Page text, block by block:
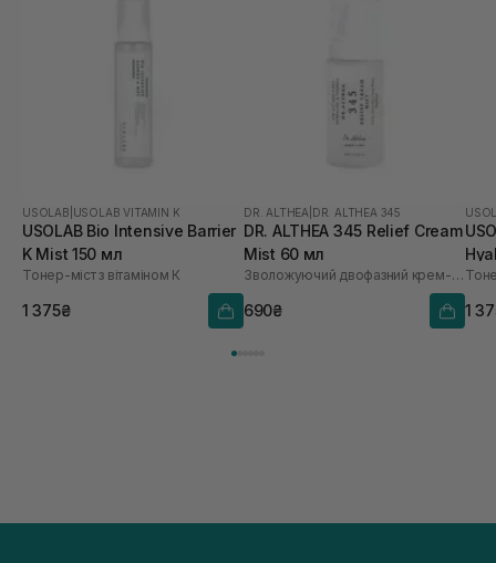
USOLAB USOLAB VITAMIN K
USOLAB Bio Intensive Barrier
K Mist 150 мл
Тонер-міст з вітаміном К
1 375₴
DR. ALTHEA DR. ALTHEA 345
DR. ALTHEA 345 Relief Cream
Mist 60 мл
Зволожуючий двофазний крем-спрей для обличчя
690₴ 1